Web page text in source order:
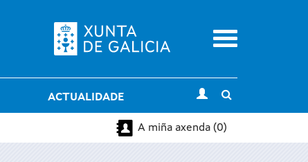
Menu
ACTUALIDADE
search
A miña axenda (0)